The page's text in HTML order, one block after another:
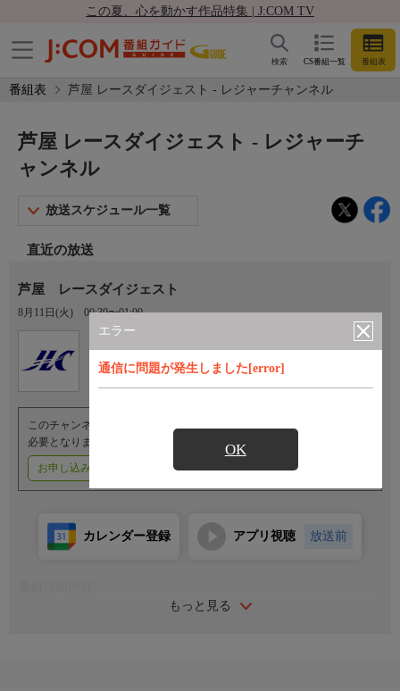
この夏、心を動かす作品特集 | J:COM TV
CS番組一覧 番組表
検索
番組表 芦屋 レースダイジェスト - レジャーチャンネル
エラー
通信に問題が発生しました[error]
OK
芦屋 レースダイジェスト - レジャーチ
ャンネル
放送スケジュール一覧
直近の放送
芦屋 レースダイジェスト
8月11日(火) 00:30〜01:00
このチャンネルのご視聴には、オプションチャンネル(有料)のご契約が
必要となります。
お申し込みはこちら ご利用料金はこちら
もっと見る
カレンダー登録 アプリ視聴 放送前